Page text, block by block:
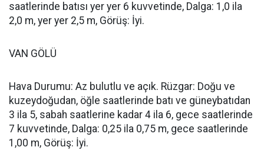
saatlerinde batısı yer yer 6 kuvvetinde, Dalga: 1,0 ila
2,0 m, yer yer 2,5 m, Görüş: İyi.
VAN GÖLÜ
Hava Durumu: Az bulutlu ve açık. Rüzgar: Doğu ve
kuzeydoğudan, öğle saatlerinde batı ve güneybatıdan
3 ila 5, sabah saatlerine kadar 4 ila 6, gece saatlerinde
7 kuvvetinde, Dalga: 0,25 ila 0,75 m, gece saatlerinde
1,00 m, Görüş: İyi.